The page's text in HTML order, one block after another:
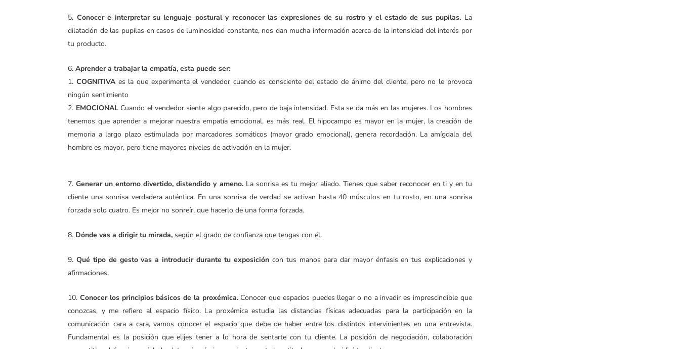
Conocer e interpretar su lenguaje postural y reconocer las expresiones de su rostro y el estado de sus pupilas. La
dilatación de las pupilas en casos de luminosidad constante, nos dan mucha información acerca de la intensidad del interés por
tu producto.
Aprender a trabajar la empatía, esta puede ser:
COGNITIVAes la que experimenta el vendedor cuando es consciente del estado de ánimo del cliente, pero no le provoca
ningún sentimiento
EMOCIONALCuando el vendedor siente algo parecido, pero de baja intensidad. Esta se da más en las mujeres. Los hombres
tenemos que aprender a mejorar nuestra empatía emocional, es más real. El hipocampo es mayor en la mujer, la creación de
memoria a largo plazo estimulada por marcadores somáticos (mayor grado emocional), genera recordación. La amígdala del
hombre es mayor, pero tiene mayores niveles de activación en la mujer.
Generar un entorno divertido, distendido y ameno. La sonrisa es tu mejor aliado. Tienes que saber reconocer en ti y en tu
cliente una sonrisa verdadera auténtica. En una sonrisa de verdad se activan hasta 40 músculos en tu rosto, en una sonrisa
forzada solo cuatro. Es mejor no sonreír, que hacerlo de una forma forzada.
Dónde vas a dirigir tu mirada, según el grado de confianza que tengas con él.
Qué tipo de gesto vas a introducir durante tu exposición con tus manos para dar mayor énfasis en tus explicaciones y
afirmaciones.
Conocer los principios básicos de la proxémica.Conocer que espacios puedes llegar o no a invadir es imprescindible que
conozcas, y me refiero al espacio físico. La proxémica estudia las distancias físicas adecuadas para la participación en la
comunicación cara a cara, vamos conocer el espacio que debe de haber entre los distintos intervinientes en una entrevista.
Fundamental es la posición que elijes tener a lo hora de sentarte con tu cliente. La posición de negociación, colaboración